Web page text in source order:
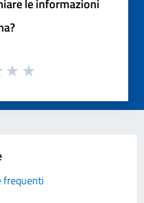
frequenti